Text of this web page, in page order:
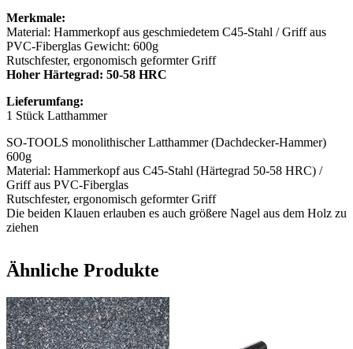
Merkmale:
Material: Hammerkopf aus geschmiedetem C45-Stahl / Griff aus
PVC-Fiberglas Gewicht: 600g
Rutschfester, ergonomisch geformter Griff
Hoher Härtegrad: 50-58 HRC
Lieferumfang:
1 Stück Latthammer
SO-TOOLS monolithischer Latthammer (Dachdecker-Hammer)
600g
Material: Hammerkopf aus C45-Stahl (Härtegrad 50-58 HRC) /
Griff aus PVC-Fiberglas
Rutschfester, ergonomisch geformter Griff
Die beiden Klauen erlauben es auch größere Nagel aus dem Holz zu
ziehen
Ähnliche Produkte